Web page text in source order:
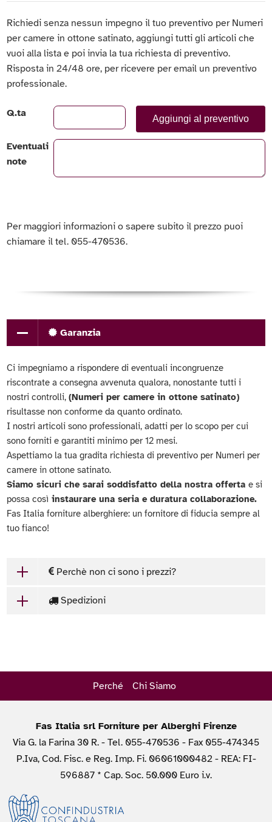
Richiedi senza nessun impegno il tuo preventivo per Numeri
per camere in ottone satinato, aggiungi tutti gli articoli che
vuoi alla lista e poi invia la tua richiesta di preventivo.
Risposta in 24/48 ore, per ricevere per email un preventivo
professionale.
Q.ta Aggiungi al preventivo
Eventuali
note
Per maggiori informazioni o sapere subito il prezzo puoi
chiamare il tel. 055-470536.
Garanzia
Ci impegniamo a rispondere di eventuali incongruenze
riscontrate a consegna avvenuta qualora, nonostante tutti i
nostri controlli,(Numeri per camere in ottone satinato)
risultasse non conforme da quanto ordinato.
I nostri articoli sono professionali, adatti per lo scopo per cui
sono forniti e garantiti minimo per 12 mesi.
Aspettiamo la tua gradita richiesta di preventivo per Numeri per
camere in ottone satinato.
Siamo sicuri che sarai soddisfatto della nostra offertae si
possa così instaurare una seria e duratura collaborazione.
Fas Italia forniture alberghiere: un fornitore di fiducia sempre al
tuo fianco!
Perchè non ci sono i prezzi?
Spedizioni
Perché Chi Siamo
Fas Italia srl Forniture per Alberghi Firenze
Via G. la Farina 30 R. - Tel. 055-470536 - Fax 055-474345
P.Iva, Cod. Fisc. e Reg. Imp. Fi. 06061000482 - REA: FI-
596887 * Cap. Soc. 50.000 Euro i.v.